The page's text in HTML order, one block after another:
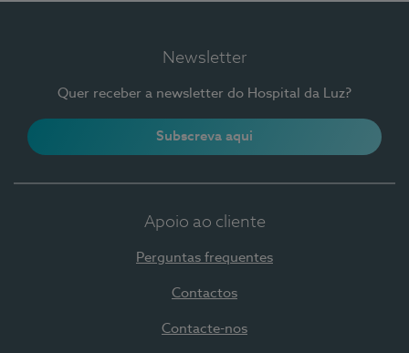
Newsletter
Quer receber a newsletter do Hospital da Luz?
Subscreva aqui
Apoio ao cliente
Perguntas frequentes
Contactos
Contacte-nos